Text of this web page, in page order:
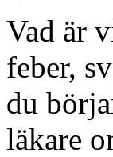
Vad är
feber,
du
läkare